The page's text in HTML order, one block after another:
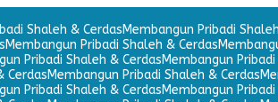
Shaleh & CerdasMembangun Pribadi
Membangun Pribadi Shaleh & Cerdas
Pribadi Shaleh & CerdasMembangun
CerdasMembangun Pribadi Shaleh & Cerdas
Pribadi Shaleh & CerdasMembangun